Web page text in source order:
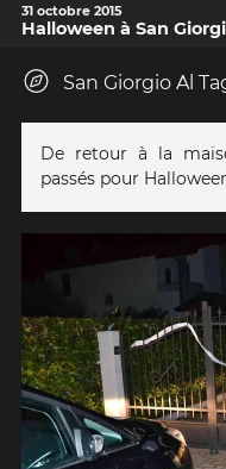
31 octobre 2015
Halloween à San
San Giorgio Al
De retour à la
passés pour